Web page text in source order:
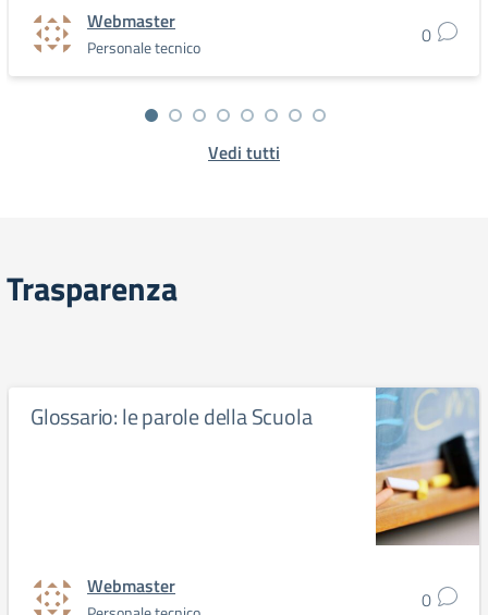
Webmaster
Personale tecnico 0
Vedi tutti
Trasparenza
Glossario: le parole della Scuola
Webmaster
0